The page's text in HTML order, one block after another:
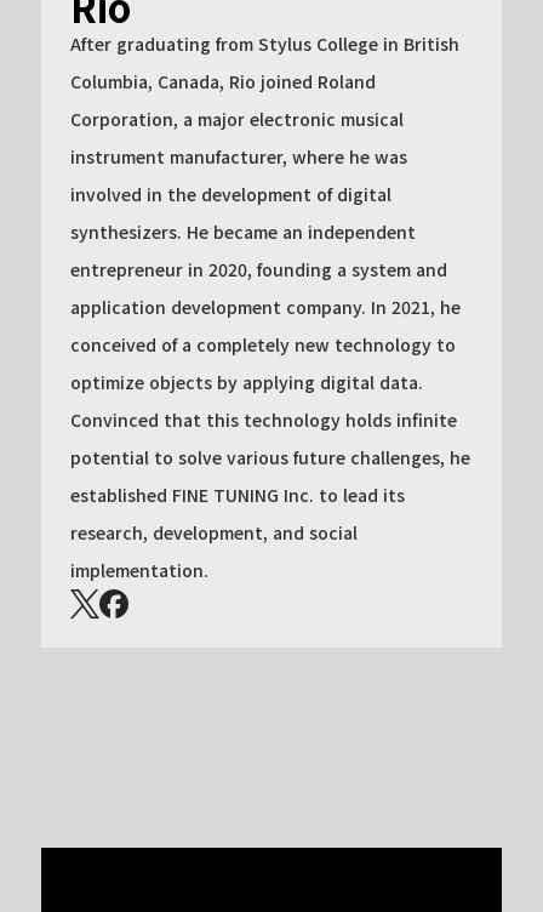
After graduating from Stylus College in British
Columbia, Canada, Rio joined Roland
Corporation, a major electronic musical
instrument manufacturer, where he was
involved in the development of digital
synthesizers. He became an independent
entrepreneur in 2020, founding a system and
application development company. In 2021, he
conceived of a completely new technology to
optimize objects by applying digital data.
Convinced that this technology holds infinite
potential to solve various future challenges, he
established FINE TUNING Inc. to lead its
research, development, and social
implementation.